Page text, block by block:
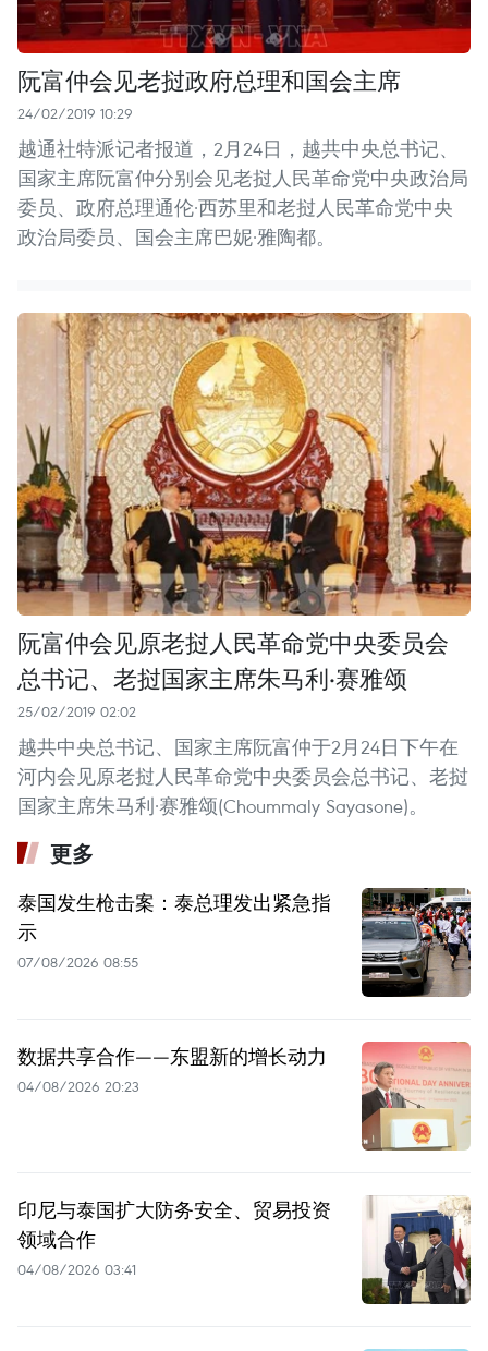
阮富仲会见老挝政府总理和国会主席
24/02/2019 10:29
越通社特派记者报道，2月24日，越共中央总书记、
国家主席阮富仲分别会见老挝人民革命党中央政治局
委员、政府总理通伦·西苏里和老挝人民革命党中央
政治局委员、国会主席巴妮·雅陶都。
阮富仲会见原老挝人民革命党中央委员会
总书记、老挝国家主席朱马利·赛雅颂
25/02/2019 02:02
越共中央总书记、国家主席阮富仲于2月24日下午在
河内会见原老挝人民革命党中央委员会总书记、老挝
国家主席朱马利·赛雅颂(Choummaly Sayasone)。
更多
泰国发生枪击案：泰总理发出紧急指
示
07/08/2026 08:55
数据共享合作——东盟新的增长动力
04/08/2026 20:23
印尼与泰国扩大防务安全、贸易投资
领域合作
04/08/2026 03:41